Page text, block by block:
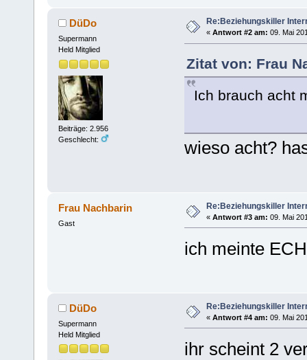
DüDo
Supermann
Held Mitglied
Beiträge: 2.956
Geschlecht:
Re:Beziehungskiller
« Antwort #2 am: 09. Mai
Zitat von: Frau
Ich brauch acht
wieso acht?
Frau Nachbarin
Gast
Re:Beziehungskiller
« Antwort #3 am: 09. Mai
ich meinte
DüDo
Supermann
Held Mitglied
Re:Beziehungskiller
« Antwort #4 am: 09. Mai
ihr scheint 2